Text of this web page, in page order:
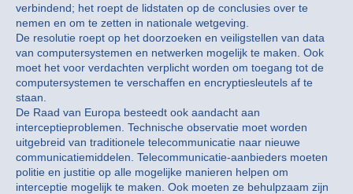
verbindend; het roept de lidstaten op de conclusies over te
nemen en om te zetten in nationale wetgeving.
De resolutie roept op het doorzoeken en veiligstellen van data
van computersystemen en netwerken mogelijk te maken. Ook
moet het voor verdachten verplicht worden om toegang tot de
computersystemen te verschaffen en encryptiesleutels af te
staan.
De Raad van Europa besteedt ook aandacht aan
interceptieproblemen. Technische observatie moet worden
uitgebreid van traditionele telecommunicatie naar nieuwe
communicatiemiddelen. Telecommunicatie-aanbieders moeten
politie en justitie op alle mogelijke manieren helpen om
interceptie mogelijk te maken. Ook moeten ze behulpzaam zijn